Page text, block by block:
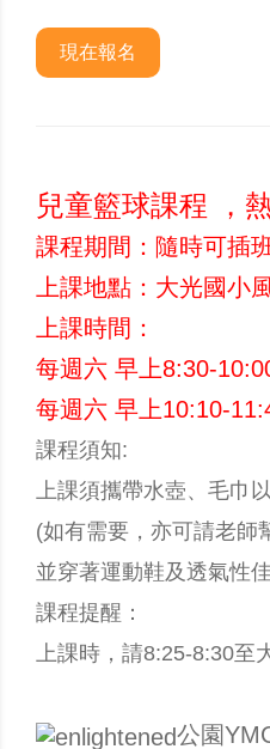
現在報名
兒童籃球課程 ，
課程期間：隨時可插
上課地點：大光國小
上課時間：
每週六 早上8:30-
每週六 早上10:10-
課程須知:
上課須攜帶水壺、毛巾
(如有需要，亦可請老師
並穿著運動鞋及透氣性
課程提醒：
上課時，請8:25-8:30至
公園